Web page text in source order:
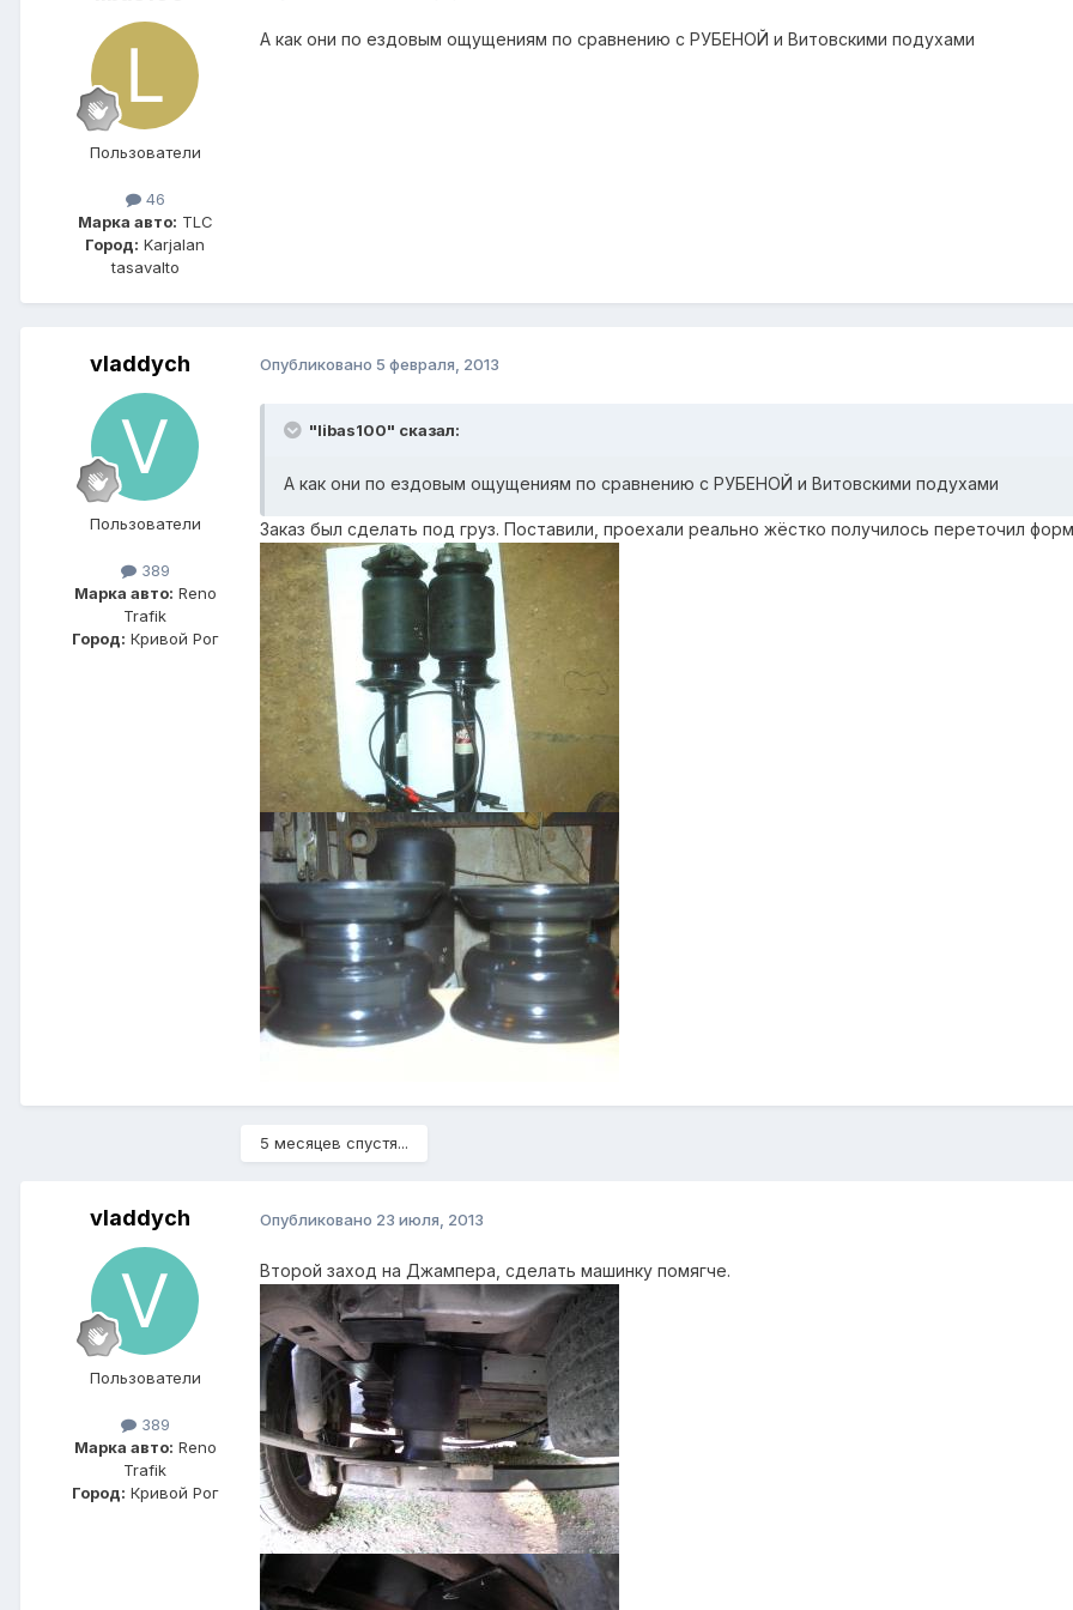
Пользователи
46
Марка авто: TLC
Город: Karjalan
tasavalto
А как они по ездовым ощущениям по сравнению с РУБЕНОЙ и Витовскими подухами
vladdych
Пользователи
389
Марка авто: Reno
Trafik
Город: Кривой Рог
Опубликовано 5 февраля, 2013
"libas100" сказал:
А как они по ездовым ощущениям по сравнению с РУБЕНОЙ и Витовскими подухами
Заказ был сделать под груз. Поставили, проехали реально жёстко получилось переточил
5 месяцев спустя...
vladdych
Пользователи
389
Марка авто: Reno
Trafik
Город: Кривой Рог
Опубликовано 23 июля, 2013
Второй заход на Джампера, сделать машинку помягче.